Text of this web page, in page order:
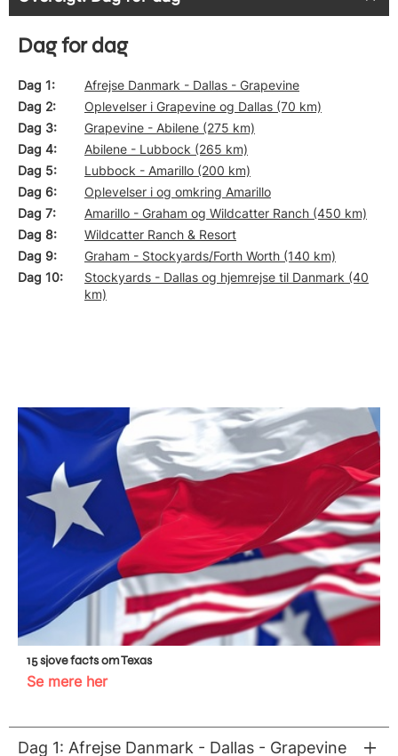
Dag for dag
Dag 1
Afrejse Danmark - Dallas - Grapevine
Dag 2
Oplevelser i Grapevine og Dallas (70 km)
Dag 3
Grapevine - Abilene (275 km)
Dag 4
Abilene - Lubbock (265 km)
Dag 5
Lubbock - Amarillo (200 km)
Dag 6
Oplevelser i og omkring Amarillo
Dag 7
Amarillo - Graham og Wildcatter Ranch (450 km)
Dag 8
Wildcatter Ranch & Resort
Dag 9
Graham - Stockyards/Forth Worth (140 km)
Dag 10
Stockyards - Dallas og hjemrejse til Danmark (40
km)
15 sjove facts om Texas
Se mere her
Dag 1: Afrejse Danmark - Dallas - Grapevine